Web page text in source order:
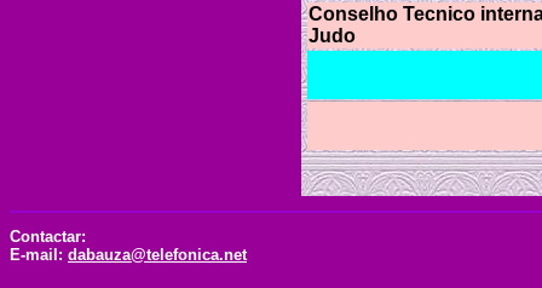
Conselho Tecnico
Judo
Contactar:
E-mail: dabauza@telefonica.net